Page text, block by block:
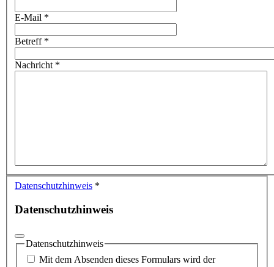
E-Mail *
Betreff*
Nachricht *
Datenschutzhinweis *
Datenschutzhinweis
Datenschutzhinweis
Mit dem Absenden dieses Formulars wird der